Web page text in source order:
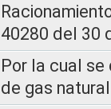
40280 del 30
Por la cual
de gas natural